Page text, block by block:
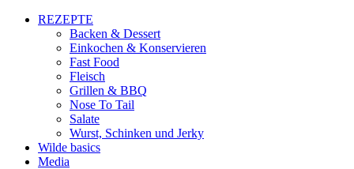
REZEPTE
Backen & Dessert
Einkochen & Konservieren
Fast Food
Fleisch
Grillen & BBQ
Nose To Tail
Salate
Wurst, Schinken und Jerky
Wilde basics
Media